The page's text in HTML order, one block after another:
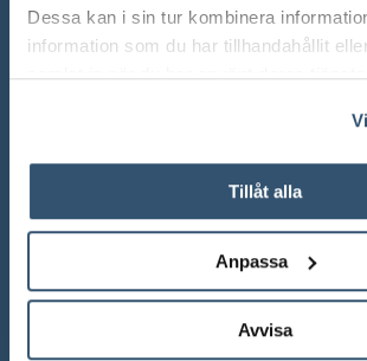
Dessa kan i sin tur kombinera
information som du har tillhandahållit
samlat in när du har använt deras
Tillåt alla
Anpassa
Avvisa
Adress: Ådalsvägen 271, 265 90
Under våra ordinarie öppettider